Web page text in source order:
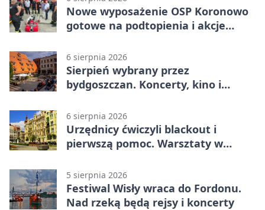
Nowe wyposażenie OSP Koronowo
gotowe na podtopienia i akcje
6 sierpnia 2026
Sierpień wybrany przez
bydgoszczan. Koncerty, kino i
6 sierpnia 2026
Urzędnicy ćwiczyli blackout i
pierwszą pomoc. Warsztaty w
5 sierpnia 2026
Festiwal Wisły wraca do Fordonu.
Nad rzeką będą rejsy i koncerty